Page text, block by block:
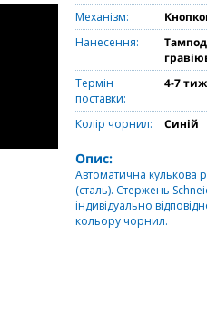
Механізм:
Нанесення:
Термін
поставки:
4-7
Колір чорнил: Синій
Опис:
Автоматична кулькова
(сталь). Стержень
індивідуально
кольору чорнил.